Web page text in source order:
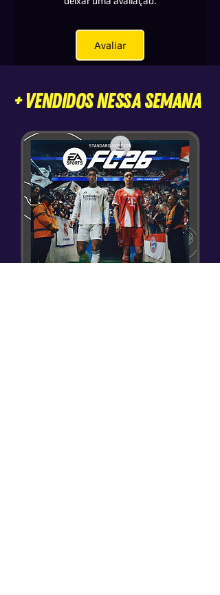
desconexões.
Avaliar
+ VENDIDOS nessa semana